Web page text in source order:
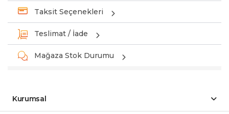
Taksit Seçenekleri
Teslimat / İade
Mağaza Stok Durumu
Kurumsal